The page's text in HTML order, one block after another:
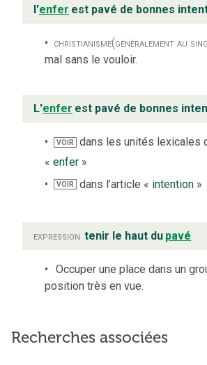
l'enfer est pavé de bonnes
christianisme(généralement au
mal sans le vouloir.
L'enfer est pavé de bonnes
VOIR
dans les unités lexicales
« enfer »
VOIR dans l’article « intention »
expression tenir le haut du pavé
Occuper une place dans un
position très en vue.
Recherches associées